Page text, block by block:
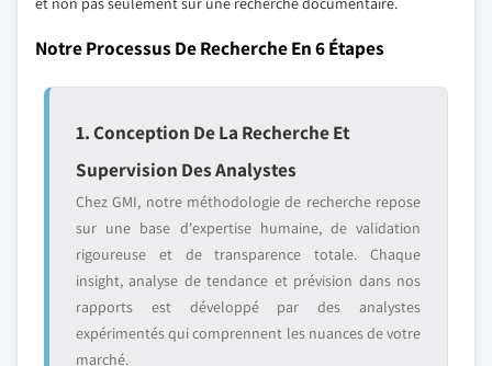
Notre Processus De Recherche En 6 Étapes
1. Conception De La Recherche Et
Supervision Des Analystes
Chez GMI, notre méthodologie de recherche repose
sur une base d'expertise humaine, de validation
rigoureuse et de transparence totale. Chaque
insight, analyse de tendance et prévision dans nos
rapports est développé par des analystes
expérimentés qui comprennent les nuances de votre
marché.